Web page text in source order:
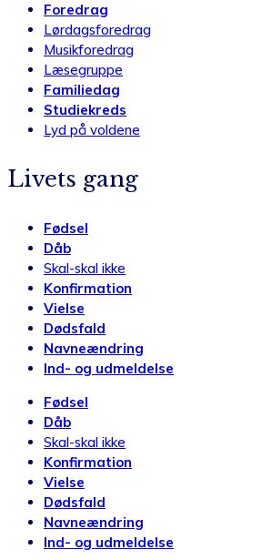
Foredrag
Lørdagsforedrag
Musikforedrag
Læsegruppe
Familiedag
Studiekreds
Lyd på voldene
Livets gang
Fødsel
Dåb
Skal-skal ikke
Konfirmation
Vielse
Dødsfald
Navneændring
Ind- og udmeldelse
Fødsel
Dåb
Skal-skal ikke
Konfirmation
Vielse
Dødsfald
Navneændring
Ind- og udmeldelse